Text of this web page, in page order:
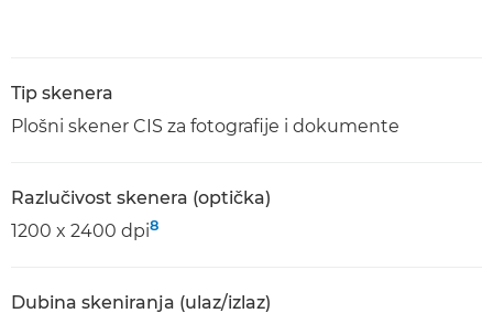
Tip skenera
Plošni skener CIS za fotografije i dokumente
Razlučivost skenera (optička)
1200 x 2400 dpi8
Dubina skeniranja (ulaz/izlaz)